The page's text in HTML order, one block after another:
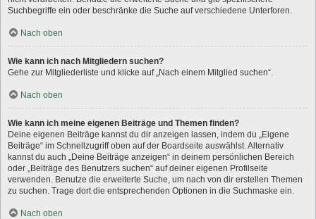
Suchbegriffe ein oder beschränke die Suche auf verschiedene Unterforen.
Nach oben
Wie kann ich nach Mitgliedern suchen?
Gehe zur Mitgliederliste und klicke auf „Nach einem Mitglied suchen“.
Nach oben
Wie kann ich meine eigenen Beiträge und Themen finden?
Deine eigenen Beiträge kannst du dir anzeigen lassen, indem du „Eigene
Beiträge“ im Schnellzugriff oben auf der Boardseite auswählst. Alternativ
kannst du auch „Deine Beiträge anzeigen“ in deinem persönlichen Bereich
oder „Beiträge des Benutzers suchen“ auf deiner eigenen Profilseite
verwenden. Benutze die erweiterte Suche, um nach von dir erstellen Themen
zu suchen. Trage dort die entsprechenden Optionen in die Suchmaske ein.
Nach oben